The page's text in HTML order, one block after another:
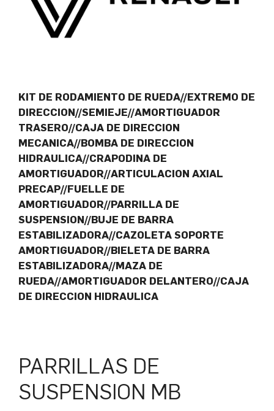
KIT DE RODAMIENTO DE RUEDA//EXTREMO DE
DIRECCION//SEMIEJE//AMORTIGUADOR
TRASERO//CAJA DE DIRECCION
MECANICA//BOMBA DE DIRECCION
HIDRAULICA//CRAPODINA DE
AMORTIGUADOR//ARTICULACION AXIAL
PRECAP//FUELLE DE
AMORTIGUADOR//PARRILLA DE
SUSPENSION//BUJE DE BARRA
ESTABILIZADORA//CAZOLETA SOPORTE
AMORTIGUADOR//BIELETA DE BARRA
ESTABILIZADORA//MAZA DE
RUEDA//AMORTIGUADOR DELANTERO//CAJA
DE DIRECCION HIDRAULICA
PARRILLAS DE
SUSPENSION MB